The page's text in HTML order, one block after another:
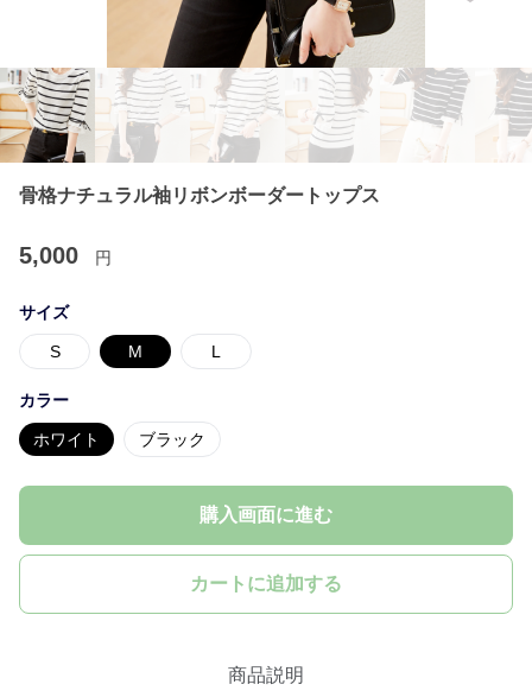
骨格ナチュラル袖リボンボーダートップス
5,000 円
サイズ
S M L
カラー
ホワイト ブラック
購入画面に進む
カートに追加する
商品説明